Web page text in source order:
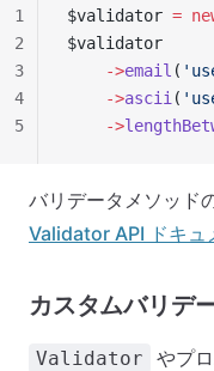
$validator =
$validator
    ->
email (
    ->
ascii (
    ->
1
2
3
4
5
バリデータメソッド
Validator API ドキュ
カスタムバリデ
Validator
やプ